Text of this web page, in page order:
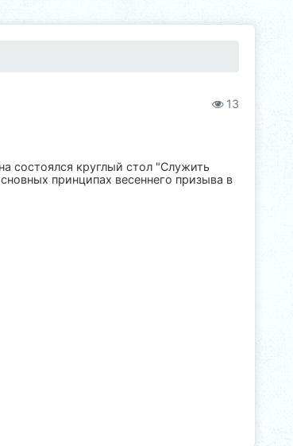
13
состоялся круглый стол "Служить
принципах весеннего призыва в